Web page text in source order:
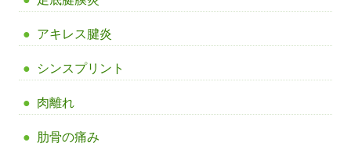
アキレス腱炎
シンスプリント
肉離れ
肋骨の痛み